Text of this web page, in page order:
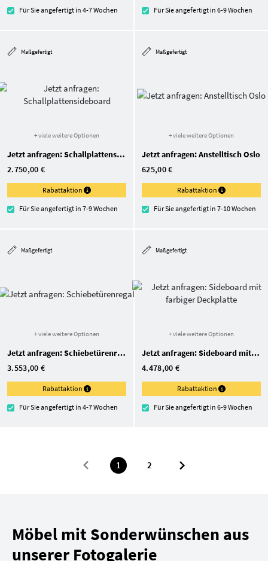
Für Sie angefertigt in 4-7 Wochen Für Sie angefertigt in 6-9 Wochen
Maßgefertigt
+ viele weitere Optionen
Jetzt anfragen: Schallplattensideboard
2.750,00 €
Rabattaktion
Für Sie angefertigt in 7-9 Wochen
Maßgefertigt
+ viele weitere Optionen
Jetzt anfragen: Anstelltisch Oslo
625,00 €
Rabattaktion
Für Sie angefertigt in 7-10 Wochen
Maßgefertigt
+ viele weitere Optionen
Jetzt anfragen: Schiebetürenregal
3.553,00 €
Rabattaktion
Für Sie angefertigt in 4-7 Wochen
Maßgefertigt
+ viele weitere Optionen
Jetzt anfragen: Sideboard mit farbiger Deckplatte
4.478,00 €
Rabattaktion
Für Sie angefertigt in 6-9 Wochen
1 2
Möbel mit Sonderwünschen aus
unserer Fotogalerie